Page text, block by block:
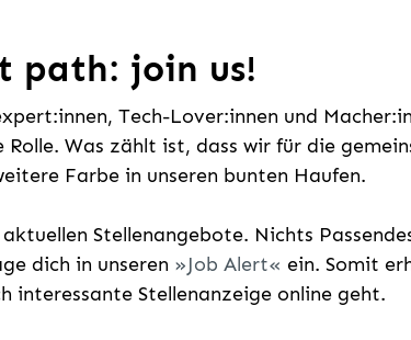
path: join us!
Tech-Lover:innen und
Was zählt ist, dass wir für die
Farbe in unseren bunten Haufen.
Stellenangebote. Nichts
dich in unseren Job Alert
ein. Somit
interessante Stellenanzeige online geht.